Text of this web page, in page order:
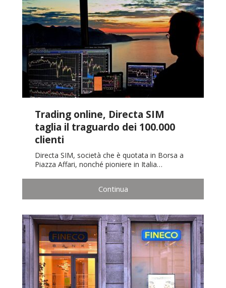
Trading online, Directa SIM
taglia il traguardo dei 100.000
clienti
Directa SIM, società che è quotata in Borsa a
Piazza Affari, nonché pioniere in Italia…
Continua